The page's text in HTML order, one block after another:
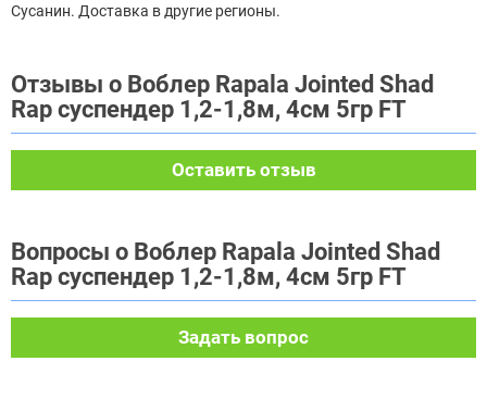
Сусанин. Доставка в другие регионы.
Отзывы о Воблер Rapala Jointed Shad
Rap суспендер 1,2-1,8м, 4см 5гр FT
Оставить отзыв
Вопросы о Воблер Rapala Jointed Shad
Rap суспендер 1,2-1,8м, 4см 5гр FT
Задать вопрос